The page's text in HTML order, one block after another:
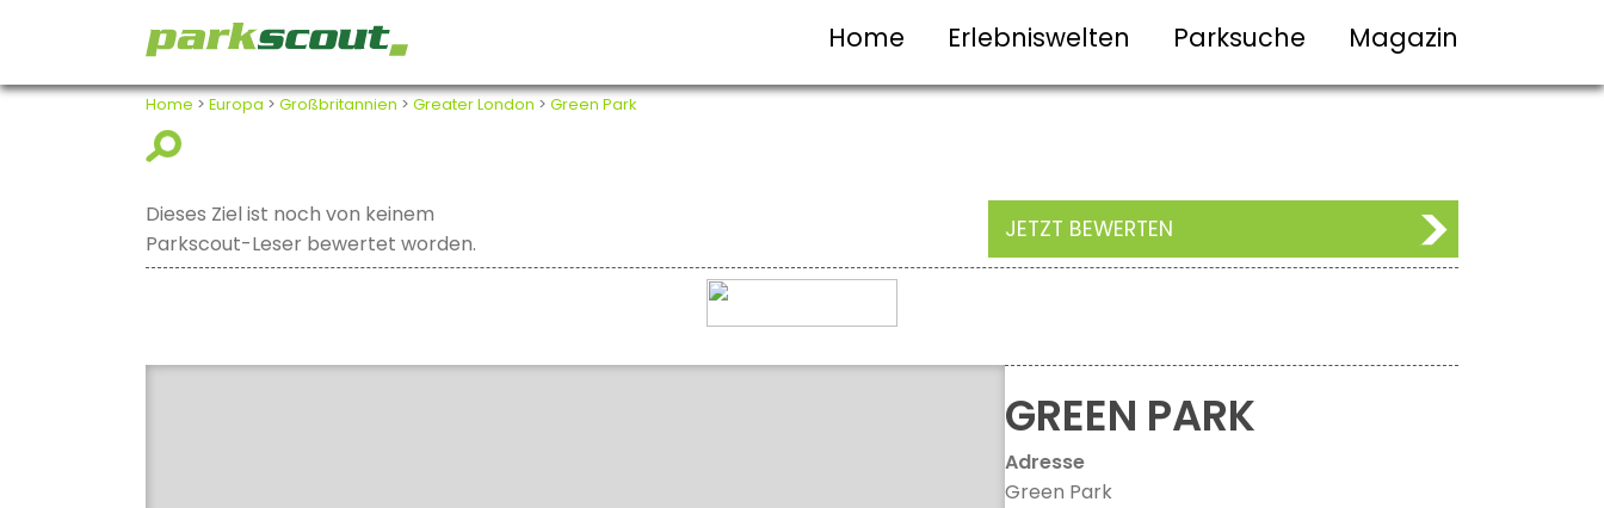
Home Erlebniswelten Parksuche Magazin
Home > Europa > Großbritannien > Greater London > Green Park
Dieses Ziel ist noch von keinem
Parkscout-Leser bewertet worden.
JETZT BEWERTEN
GREEN PARK
Adresse
Green Park